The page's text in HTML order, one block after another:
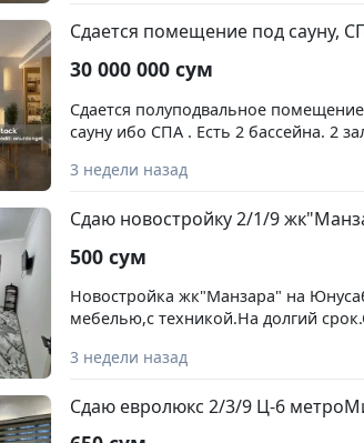
Сдается помещение под сауну,
30 000 000 сум
Сдается полуподвальное
сауну ибо СПА . Есть 2 бассейна. 2
Шампанских вин, Паркентский
3 недели назад
Сдаю новостройку 2/1/9
500 сум
Новостройка жк"Манзара" на
мебелью,с техникой.На долгий
трц"Хайт товн сити".
3 недели назад
Сдаю евролюкс 2/3/9 Ц-6